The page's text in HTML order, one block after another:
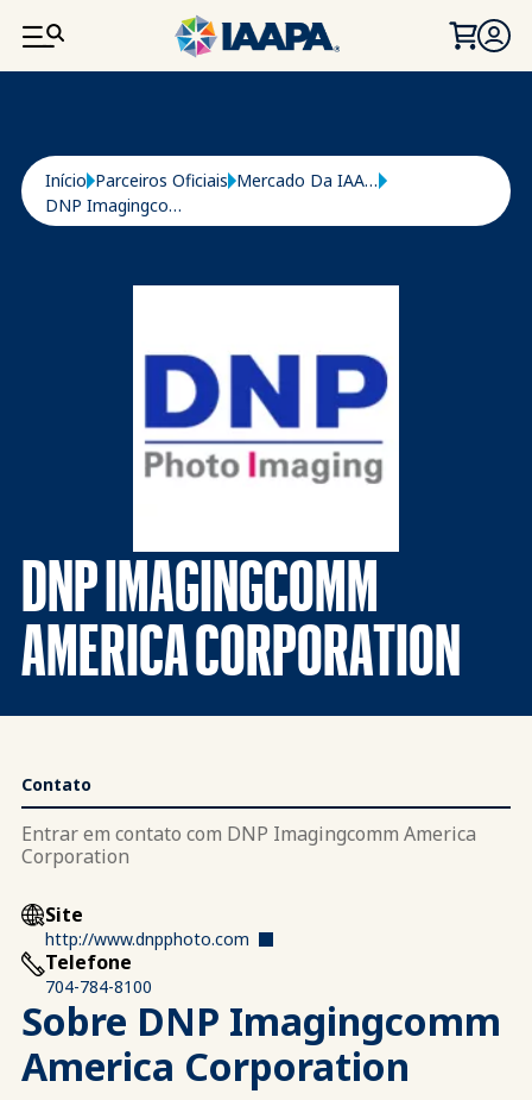
PASSAR PARA O CONTEÚDO PRINCIPAL
Navegação estrutural
Início Parceiros Oficiais
Mercado Da IAAPA
DNP Imagingcomm America Corporation
DNP IMAGINGCOMM
AMERICA CORPORATION
Contato
Entrar em contato com DNP Imagingcomm America
Corporation
Site
http://www.dnpphoto.com
Telefone
704-784-8100
Sobre DNP Imagingcomm
America Corporation